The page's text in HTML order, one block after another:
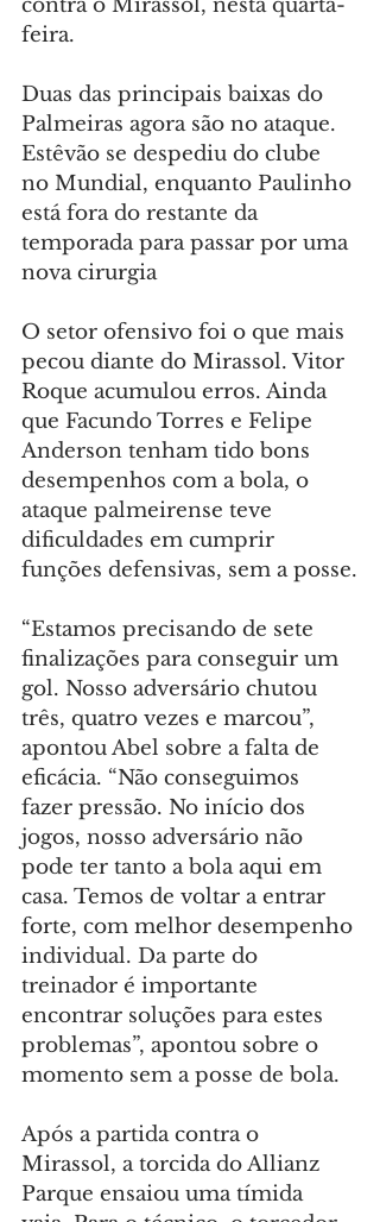
contra o Mirassol, nesta quarta-
feira.
Duas das principais baixas do
Palmeiras agora são no ataque.
Estêvão se despediu do clube
no Mundial, enquanto Paulinho
está fora do restante da
temporada para passar por uma
nova cirurgia
O setor ofensivo foi o que mais
pecou diante do Mirassol. Vitor
Roque acumulou erros. Ainda
que Facundo Torres e Felipe
Anderson tenham tido bons
desempenhos com a bola, o
ataque palmeirense teve
dificuldades em cumprir
funções defensivas, sem a posse.
“Estamos precisando de sete
finalizações para conseguir um
gol. Nosso adversário chutou
três, quatro vezes e marcou”,
apontou Abel sobre a falta de
eficácia. “Não conseguimos
fazer pressão. No início dos
jogos, nosso adversário não
pode ter tanto a bola aqui em
casa. Temos de voltar a entrar
forte, com melhor desempenho
individual. Da parte do
treinador é importante
encontrar soluções para estes
problemas”, apontou sobre o
momento sem a posse de bola.
Após a partida contra o
Mirassol, a torcida do Allianz
Parque ensaiou uma tímida